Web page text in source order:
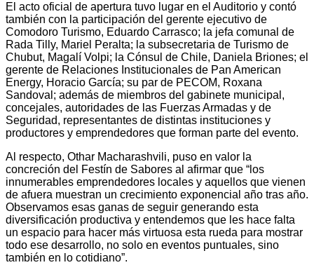
El acto oficial de apertura tuvo lugar en el Auditorio y contó
también con la participación del gerente ejecutivo de
Comodoro Turismo, Eduardo Carrasco; la jefa comunal de
Rada Tilly, Mariel Peralta; la subsecretaria de Turismo de
Chubut, Magalí Volpi; la Cónsul de Chile, Daniela Briones; el
gerente de Relaciones Institucionales de Pan American
Energy, Horacio García; su par de PECOM, Roxana
Sandoval; además de miembros del gabinete municipal,
concejales, autoridades de las Fuerzas Armadas y de
Seguridad, representantes de distintas instituciones y
productores y emprendedores que forman parte del evento.
Al respecto, Othar Macharashvili, puso en valor la
concreción del Festín de Sabores al afirmar que “los
innumerables emprendedores locales y aquellos que vienen
de afuera muestran un crecimiento exponencial año tras año.
Observamos esas ganas de seguir generando esta
diversificación productiva y entendemos que les hace falta
un espacio para hacer más virtuosa esta rueda para mostrar
todo ese desarrollo, no solo en eventos puntuales, sino
también en lo cotidiano”.